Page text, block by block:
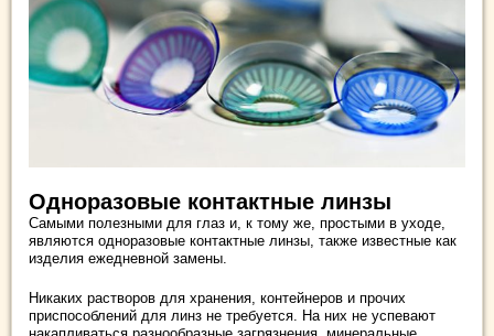
Одноразовые контактные линзы
Самыми полезными для глаз и, к тому же, простыми в уходе,
являются одноразовые контактные линзы, также известные как
изделия ежедневной замены.
Никаких растворов для хранения, контейнеров и прочих
приспособлений для линз не требуется. На них не успевают